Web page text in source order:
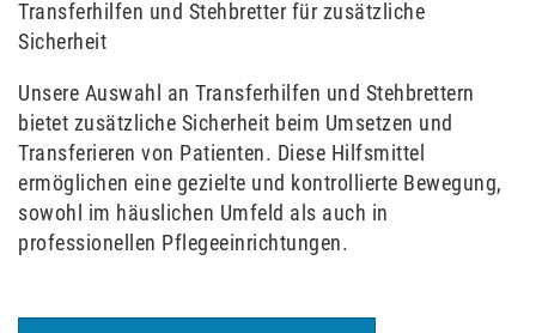
Transferhilfen und Stehbretter für zusätzliche
Sicherheit
Unsere Auswahl an Transferhilfen und Stehbrettern
bietet zusätzliche Sicherheit beim Umsetzen und
Transferieren von Patienten. Diese Hilfsmittel
ermöglichen eine gezielte und kontrollierte Bewegung,
sowohl im häuslichen Umfeld als auch in
professionellen Pflegeeinrichtungen.